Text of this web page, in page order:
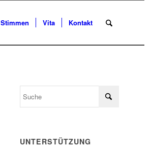
Stimmen Vita Kontakt
UNTERSTÜTZUNG